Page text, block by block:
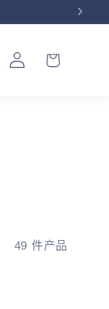
登
录
物
49 件产品